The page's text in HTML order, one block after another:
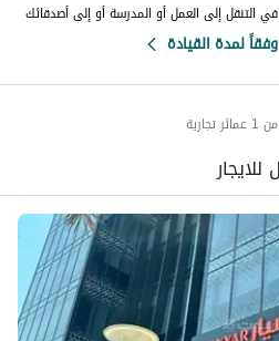
التنقل إلى العمل أو المدرسة أو إلى أصدقائك
لمدة القيادة